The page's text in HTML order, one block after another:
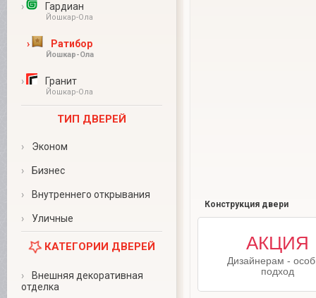
› Гардиан
Йошкар-Ола
› Ратибор
Йошкар-Ола
› Гранит
Йошкар-Ола
ТИП ДВЕРЕЙ
› Эконом
› Бизнес
› Внутреннего открывания
› Уличные
КАТЕГОРИИ ДВЕРЕЙ
›
Внешняя декоративная
отделка
Конструкция двери
АКЦИЯ
Дизайнерам -
подход
Для дизайнеров,
выбравших
нас в качестве
поставщиков
особые условия.